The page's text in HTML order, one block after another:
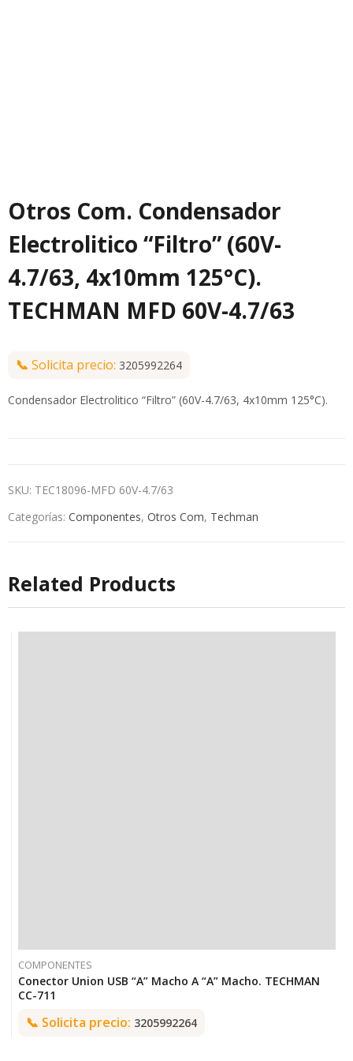
Otros Com. Condensador
Electrolitico “Filtro” (60V-
4.7/63, 4x10mm 125°C).
TECHMAN MFD 60V-4.7/63
📞 Solicita precio: 3205992264
Condensador Electrolitico “Filtro” (60V-4.7/63, 4x10mm 125°C).
SKU: TEC18096-MFD 60V-4.7/63
Categorías: Componentes, Otros Com, Techman
Related Products
COMPONENTES
Conector Union USB “A” Macho A “A” Macho. TECHMAN
CC-711
📞 Solicita precio: 3205992264